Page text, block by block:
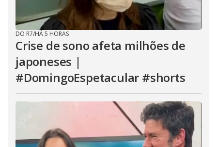
DO R7/HÁ 5 HORAS
Crise de sono afeta milhões de
japoneses |
#DomingoEspetacular #shorts